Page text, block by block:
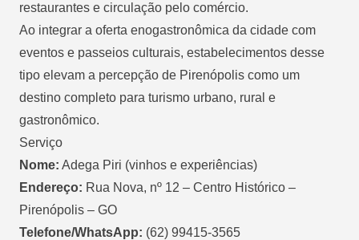
restaurantes e circulação pelo comércio.
Ao integrar a oferta enogastronômica da cidade com
eventos e passeios culturais, estabelecimentos desse
tipo elevam a percepção de Pirenópolis como um
destino completo para turismo urbano, rural e
gastronômico.
Serviço
Nome: Adega Piri (vinhos e experiências)
Endereço: Rua Nova, nº 12 – Centro Histórico –
Pirenópolis – GO
Telefone/WhatsApp: (62) 99415-3565